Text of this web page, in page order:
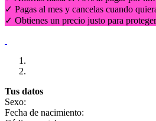
✓ Pagas al mes y cancelas cuando
✓ Obtienes un precio justo para
Tus datos
Sexo:
Fecha de nacimiento: